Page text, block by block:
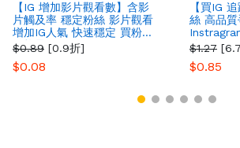
【IG 增加影片觀看數】含影
片觸及率 穩定粉絲 影片觀看
增加IG人氣 快速穩定 買粉絲
價格最好
$0.89 [0.9折]
$0.08
【買IG
絲 高品
追蹤
$1.27
$0.85